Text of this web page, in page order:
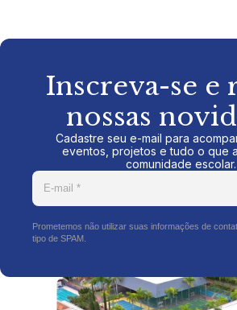
Inscreva-se e
nossas
Cadastre seu e-mail para
eventos, projetos e tudo o que
comunidade escolar.
Prometemos não utilizar suas informações de
tipo de SPAM.